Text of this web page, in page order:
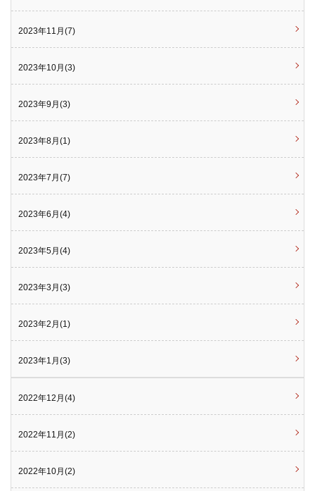
2023年11月(7)
2023年10月(3)
2023年9月(3)
2023年8月(1)
2023年7月(7)
2023年6月(4)
2023年5月(4)
2023年3月(3)
2023年2月(1)
2023年1月(3)
2022年12月(4)
2022年11月(2)
2022年10月(2)